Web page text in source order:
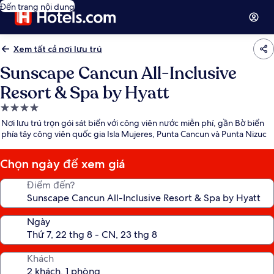
Đến trang nội dung
Xem tất cả nơi lưu trú
Sunscape Cancun All-Inclusive
Resort & Spa by Hyatt
Nơi
lưu
trú
4.0
sao
Nơi lưu trú trọn gói sát biển với công viên nước miễn phí, gần Bờ biển
phía tây công viên quốc gia Isla Mujeres, Punta Cancun và Punta Nizuc
Chọn ngày để xem giá
Điểm đến?
Ngày
Khách